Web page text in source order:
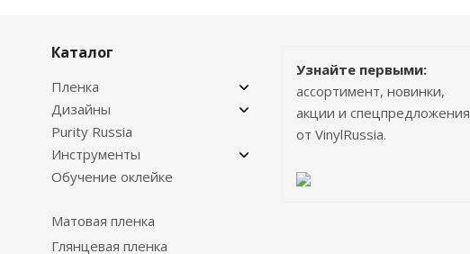
Каталог
Пленка
Дизайны
Purity Russia
Инструменты
Обучение оклейке
Матовая пленка
Глянцевая пленка
Узнайте первыми:
ассортимент, новинки,
акции и спецпредложения
от VinylRussia.